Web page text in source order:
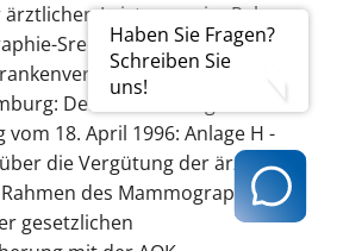
Haben Sie Fragen?
Schreiben Sie
uns!
Leistungen im Rahmen
Sreenings in der
mit der AOK
Der 37. Nachtrag zum
18. April 1996: Anlage H -
die Vergütung der ärztlichen
des Mammographie-
gesetzlichen